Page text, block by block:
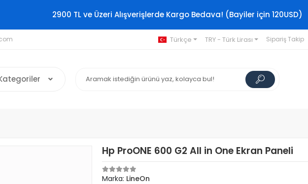
2900 TL ve Üzeri Alışverişlerde Kargo Bedava! (Bayiler için 120USD)
Türkçe TRY - Türk Lirası Sipariş Takip
Hp ProONE 600 G2 All in One Ekran Paneli
Marka: LineOn